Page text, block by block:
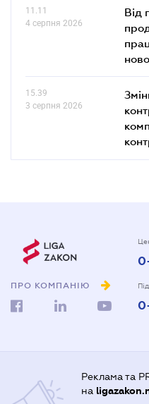
11.11
4 серпня 2026
Від
15.39
3 серпня 2026
ПРО КОМПАНІЮ
Реклама та
на